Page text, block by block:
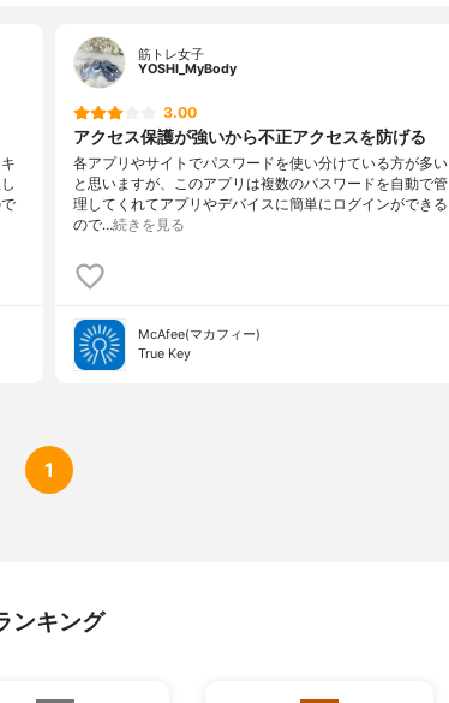
筋トレ女子
YOSHI_MyBody
3.00
アクセス保護が強いから不正アクセスを防げる
各アプリやサイトでパスワードを使い分けている方が多い
と思いますが、このアプリは複数のパスワードを自動で管
理してくれてアプリやデバイスに簡単にログインができる
ので…続きを見る
McAfee(マカフィー)
True Key
1
ンキング